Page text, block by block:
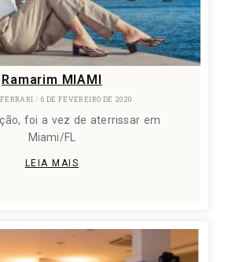
Ramarim MIAMI
6 DE FEVEREIRO DE 2020
foi a vez de aterrissar em
Miami/FL
LEIA MAIS